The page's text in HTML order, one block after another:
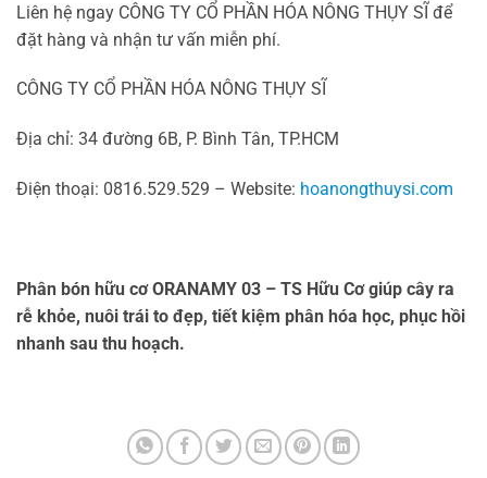
Liên hệ ngay CÔNG TY CỔ PHẦN HÓA NÔNG THỤY SĨ để
đặt hàng và nhận tư vấn miễn phí.
CÔNG TY CỔ PHẦN HÓA NÔNG THỤY SĨ
Địa chỉ: 34 đường 6B, P. Bình Tân, TP.HCM
Điện thoại: 0816.529.529 – Website: hoanongthuysi.com
Phân bón hữu cơ ORANAMY 03 – TS Hữu Cơ giúp cây ra
rễ khỏe, nuôi trái to đẹp, tiết kiệm phân hóa học, phục hồi
nhanh sau thu hoạch.